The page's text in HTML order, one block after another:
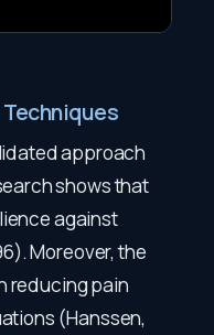
approach
shows that
against
Moreover, the
reducing pain
(Hanssen,